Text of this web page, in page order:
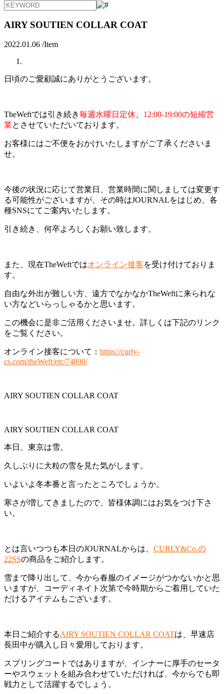
AIRY SOUTIEN COLLAR COAT
2022.01.06 /Item
日頃のご愛顧誠にありがとうございます。
TheWeftでは引き続き毎週水曜日定休
12:00-19:00の短縮営
業とさせていただいております。
お客様にはご不便をおかけいたしますがご了承くださいま
せ。
今後の状況に応じて営業日、営業時間に関しましては変更す
る可能性がございますが、その時はJOURNALをはじめ、各
種SNSにてご案内いたします。
引き続き、何卒よろしくお願い致します。
また、現在TheWeftではオンライン接客を受け付けておりま
す。
自由な外出が難しい方、遠方でなかなかTheWeftに来られな
い方などいらっしゃるかと思います。
この機会に是非ご活用くださいませ。詳しくは下記のリンク
をご覧ください。
オンライン接客について： https://curly-
cs.com/theWeft/etc/74890/
AIRY SOUTIEN COLLAR COAT
AIRY SOUTIEN COLLAR COAT
本日、東京は雪。
久しぶりに大粒の雪を見た気がします。
いよいよ冬本番と言ったところでしょうか。
寒さが増してきましたので、皆様体調にはお気をつけ下さ
い。
とは言いつつも本日のJOURNALからは、 CURLY&Co.の
22SSの商品をご紹介します。
雪まで降り出して、今から春服のイメージがつかないかと思
いますが、コーディネイト次第で今時期からご着用していた
だけるアイテムもございます。
本日ご紹介するAIRY SOUTIEN COLLAR COATは、早速店
長田中が購入し日々愛用しております。
スプリングコートではありますが、インナーに厚手のセータ
ーやスウェットを組み合わせていただければ、今からでも即
戦力として活躍するでしょう。